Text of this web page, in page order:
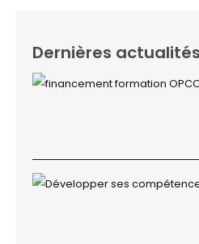
Dernières actualités